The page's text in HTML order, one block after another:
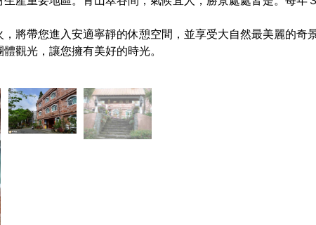
將帶您進入安適寧靜的休憩空間，並享受大自然最美麗的奇
觀光，讓您擁有美好的時光。